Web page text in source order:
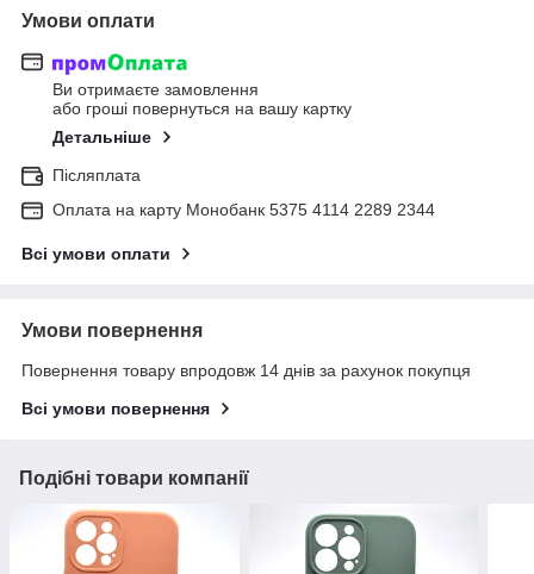
Умови оплати
Ви отримаєте замовлення
або гроші повернуться на вашу картку
Детальніше
Післяплата
Оплата на карту Монобанк 5375 4114 2289 2344
Всі умови оплати
Умови повернення
Повернення товару впродовж 14 днів за рахунок покупця
Всі умови повернення
Подібні товари компанії